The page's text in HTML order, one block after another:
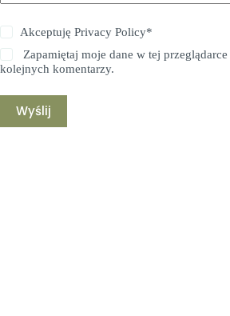
AkceptujęPrivacy Policy*
Zapamiętaj moje dane w tej
kolejnych komentarzy.
Wyślij